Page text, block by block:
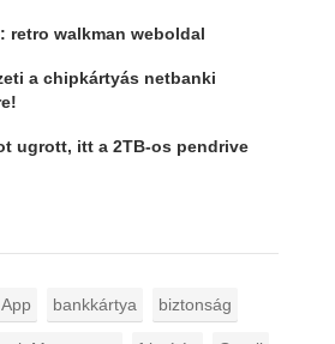
retro walkman weboldal
a chipkártyás netbanki
ugrott, itt a 2TB-os pendrive
bankkártya biztonság